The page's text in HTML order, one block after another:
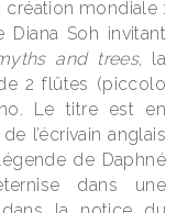
création mondiale :
Diana Soh invitant
and trees, la
2 flûtes (piccolo
Le titre est en
l’écrivain anglais
de Daphné
dans une